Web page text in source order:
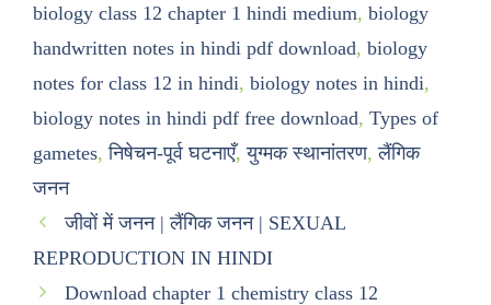
biology class 12 chapter 1 hindi medium, biology
handwritten notes in hindi pdf download, biology
notes for class 12 in hindi, biology notes in hindi,
biology notes in hindi pdf free download, Types of
gametes,निषेचन-पूर्व घटनाएँ,युग्मक स्थानांतरण,लैंगिक
जनन
जीवों में जनन | लैंगिक जनन | SEXUAL
REPRODUCTION IN HINDI
Download chapter 1 chemistry class 12